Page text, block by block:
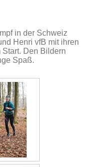
in der Schweiz
Henri vfB mit ihren
Den Bildern
Spaß.